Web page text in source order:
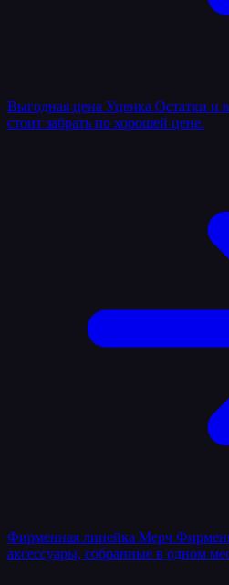
Выгодная цена Уценка Остатки и
стоит забрать по хорошей цене.
Фирменная линейка Мерч
аксессуары, собранные в одном